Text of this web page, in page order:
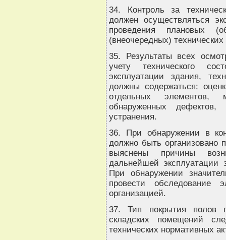
34. Контроль за
должен осуществляться
проведения плановых
(внеочередных)
35. Результаты всех
учету технического
эксплуатации здания,
должны содержаться:
отдельных элементов,
обнаруженных
устранения.
36. При обнаружении в
должно быть организовано
выяснены причины
дальнейшей эксплуатации
При обнаружении
провести обследование
организацией.
37. Тип покрытия полов
складских помещений
технических нормативных